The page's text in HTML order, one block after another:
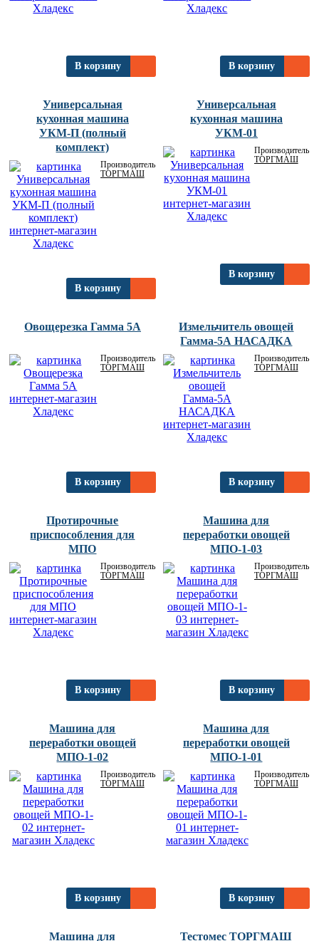
В корзину В корзину
Универсальная
кухонная машина
УКМ-П (полный
комплект)
Производитель:
ТОРГМАШ
В корзину
Универсальная
кухонная машина
УКМ-01
Производитель:
ТОРГМАШ
В корзину
Овощерезка Гамма 5А
Производитель:
ТОРГМАШ
В корзину
Измельчитель овощей
Гамма-5А НАСАДКА
Производитель:
ТОРГМАШ
В корзину
Протирочные
приспособления для
МПО
Производитель:
ТОРГМАШ
В корзину
Машина для
переработки овощей
МПО-1-03
Производитель:
ТОРГМАШ
В корзину
Машина для
переработки овощей
МПО-1-02
Производитель:
ТОРГМАШ
В корзину
Машина для
переработки овощей
МПО-1-01
Производитель:
ТОРГМАШ
В корзину
Машина для Тестомес ТОРГМАШ